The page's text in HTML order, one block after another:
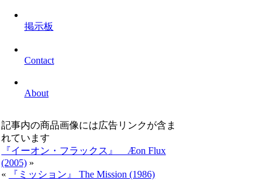
掲示板
Contact
About
記事内の商品画像には広告リンクが含ま
れています
『イーオン・フラックス』 Æon Flux
(2005) »
«
『ミッション』 The Mission (1986)